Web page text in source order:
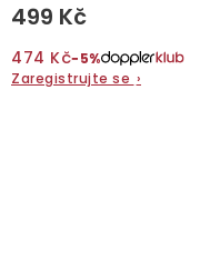
499 Kč
474 Kč−5%
Zaregistrujte se ›